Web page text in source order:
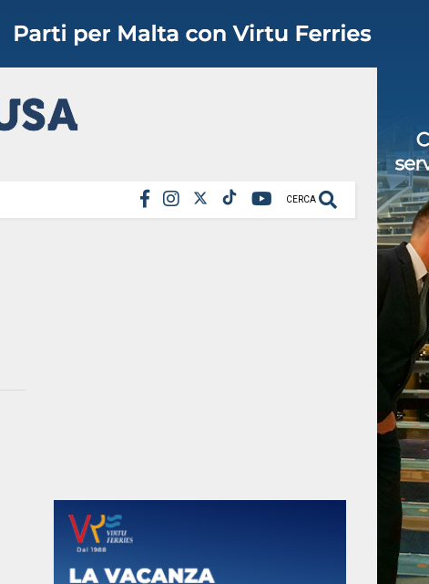
CERCA